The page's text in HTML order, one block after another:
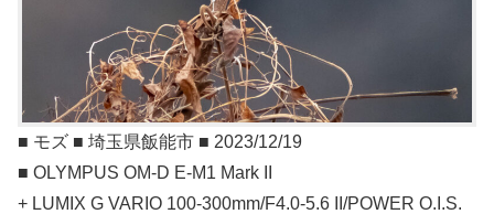
■ モズ ■ 埼玉県飯能市 ■ 2023/12/19
■ OLYMPUS OM-D E-M1 Mark II
+ LUMIX G VARIO 100-300mm/F4.0-5.6 II/POWER O.I.S.